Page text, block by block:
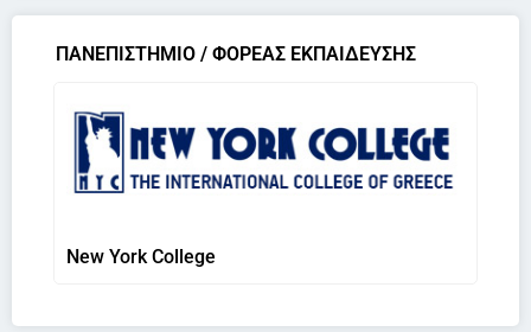
ΠΑΝΕΠΙΣΤΗΜΙΟ / ΦΟΡΕΑΣ ΕΚΠΑΙΔΕΥΣΗΣ
New York College